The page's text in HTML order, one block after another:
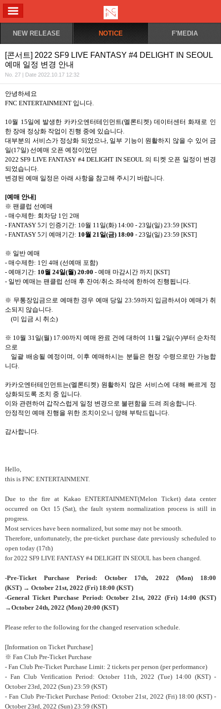
NEW RELEASE NOTICE F'MEDIA
[콘서트] 2022 SF9 LIVE FANTASY #4 DELIGHT IN SEOUL
예매 일정 변경 안내
No. 27 | Date 2022.10.17 12:32
안녕하세요
FNC ENTERTAINMENT 입니다.
10월 15일에 발생한 카카오엔터테인먼트(멜론티켓) 데이터센터 화재로 인
한 장애 정상화 작업이 진행 중에 있습니다.
대부분의 서비스가 정상화 되었으나, 일부 기능이 원활하지 않을 수 있어 금
일(17일) 선예매 오픈 예정이었던
2022 SF9 LIVE FANTASY #4 DELIGHT IN SEOUL 의 티켓 오픈 일정이 변경
되었습니다.
변경된 예매 일정은 아래 사항을 참고해 주시기 바랍니다.
[예매 안내]
※ 팬클럽 선예매
- 매수제한: 회차당 1인 2매
- FANTASY 5기 인증기간: 10월 11일(화) 14:00 - 23일(일) 23:59 [KST]
- FANTASY 5기 예매기간: 10월 21일(금) 18:00 - 23일(일) 23:59 [KST]
※ 일반 예매
- 매수제한: 1인 4매 (선예매 포함)
- 예매기간: 10월 24일(월) 20:00 - 예매 마감시간 까지 [KST]
- 일반 예매는 팬클럽 선매 후 잔여/취소 좌석에 한하여 진행됩니다.
※ 무통장입금으로 예매한 경우 예매 당일 23:59까지 입금하셔야 예매가 취
소되지 않습니다.
(미 입금 시 취소)
※ 10월 31일(월) 17:00까지 예매 완료 건에 대하여 11월 2일(수)부터 순차적
으로
일괄 배송될 예정이며, 이후 예매하시는 분들은 현장 수령으로만 가능합
니다.
카카오엔터테인먼트는(멜론티켓) 원활하지 않은 서비스에 대해 빠르게 정
상화되도록 조치 중 입니다.
이와 관련하여 갑작스럽게 일정 변경으로 불편함을 드려 죄송합니다.
안정적인 예매 진행을 위한 조치이오니 양해 부탁드립니다.
감사합니다.
Hello,
this is FNC ENTERTAINMENT.
Due to the fire at Kakao ENTERTAINMENT(Melon Ticket) data center
occurred on Oct 15 (Sat), the fault system normalization process is still in
progress.
Most services have been normalized, but some may not be smooth.
Therefore, unfortunately, the pre-ticket purchase date previously scheduled to
open today (17th)
for 2022 SF9 LIVE FANTASY #4 DELIGHT IN SEOUL has been changed.
-Pre-Ticket Purchase Period: October 17th, 2022 (Mon) 18:00
(KST) → October 21st, 2022 (Fri) 18:00 (KST)
-General Ticket Purchase Period: October 21st, 2022 (Fri) 14:00 (KST)
→October 24th, 2022 (Mon) 20:00 (KST)
Please refer to the following for the changed reservation schedule.
[Information on Ticket Purchase]
※ Fan Club Pre-Ticket Purchase
- Fan Club Pre-Ticket Purchase Limit: 2 tickets per person (per performance)
- Fan Club Verification Period: October 11th, 2022 (Tue) 14:00 (KST) -
October 23rd, 2022 (Sun) 23:59 (KST)
- Fan Club Pre-Ticket Purchase Period: October 21st, 2022 (Fri) 18:00 (KST) -
October 23rd, 2022 (Sun) 23:59 (KST)